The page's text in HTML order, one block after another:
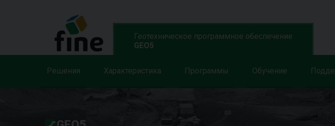
Геотехническое программное обеспечение
GEO5
Решения Характеристика Программы Обучение